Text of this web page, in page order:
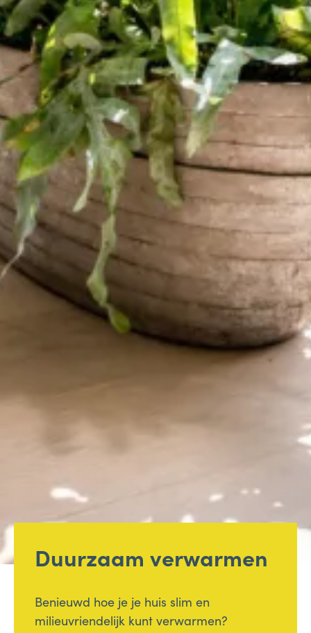
Duurzaam verwarmen
Benieuwd hoe je je huis slim en
milieuvriendelijk kunt verwarmen?